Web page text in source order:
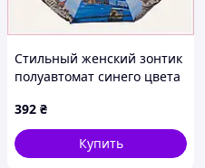
Стильный женский зонтик
полуавтомат синего цвета
392 ₴
Купить